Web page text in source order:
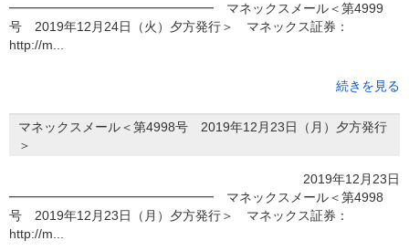
━━━━━━━━━━━━━━━━ マネックスメール＜第4999
号 2019年12月24日（火）夕方発行＞ マネックス証券：
http://m...
続きを見る
マネックスメール＜第4998号 2019年12月23日（月）夕方発行
＞
2019年12月23日
━━━━━━━━━━━━━━━━ マネックスメール＜第4998
号 2019年12月23日（月）夕方発行＞ マネックス証券：
http://m...